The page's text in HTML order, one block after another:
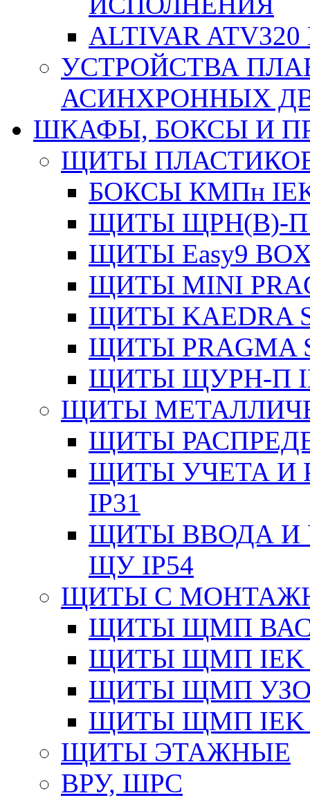
ALTIVAR
УСТРОЙСТВА
АСИНХРОННЫХ
ШКАФЫ, БОКСЫ И
ЩИТЫ
БОКСЫ КМПн
ЩИТЫ ЩРН(В)-П
ЩИТЫ Easy9 BOX
ЩИТЫ MINI
ЩИТЫ KAEDRA
ЩИТЫ PRAGMA
ЩИТЫ ЩУРН-П
ЩИТЫ
ЩИТЫ
ЩИТЫ УЧЕТА И
IP31
ЩИТЫ ВВОДА И
ЩУ IP54
ЩИТЫ С
ЩИТЫ ЩМП ВАС
ЩИТЫ ЩМП IEK
ЩИТЫ ЩМП
ЩИТЫ ЩМП IEK
ЩИТЫ ЭТАЖНЫЕ
ВРУ, ШРС